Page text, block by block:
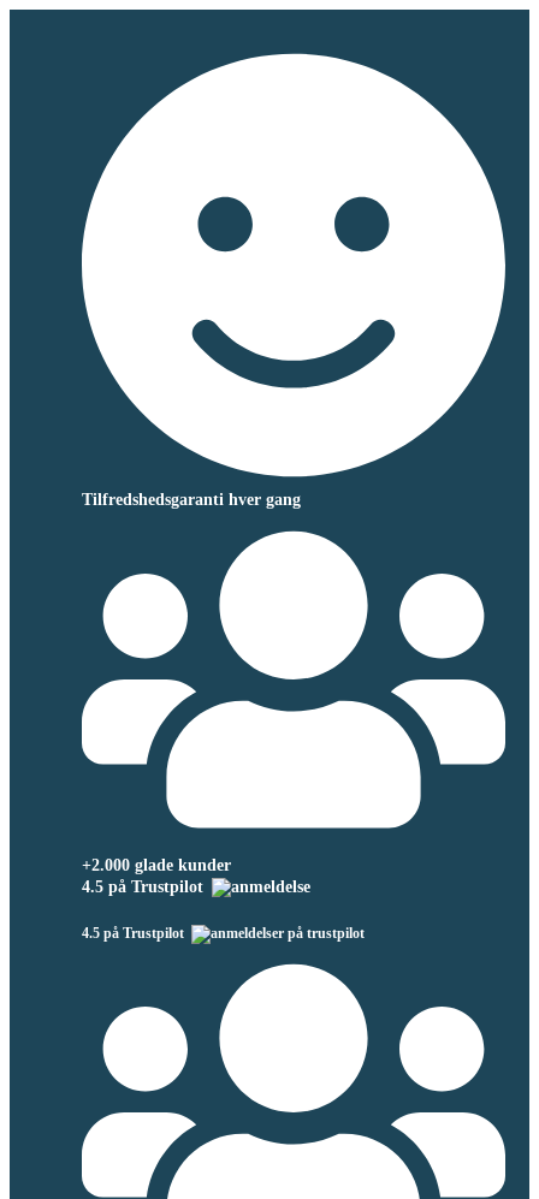
Tilfredshedsgaranti hver gang
+2.000 glade kunder
4.5 på Trustpilot
4.5 på Trustpilot